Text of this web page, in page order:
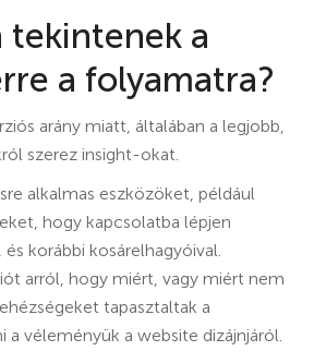
tekintenek a
a folyamatra?
arány miatt, általában a legjobb,
szerez insight-okat.
alkalmas eszközöket, például
hogy kapcsolatba lépjen
korábbi kosárelhagyóival.
arról, hogy miért, vagy miért nem
tapasztaltak a
a véleményük a website dizájnjáról.